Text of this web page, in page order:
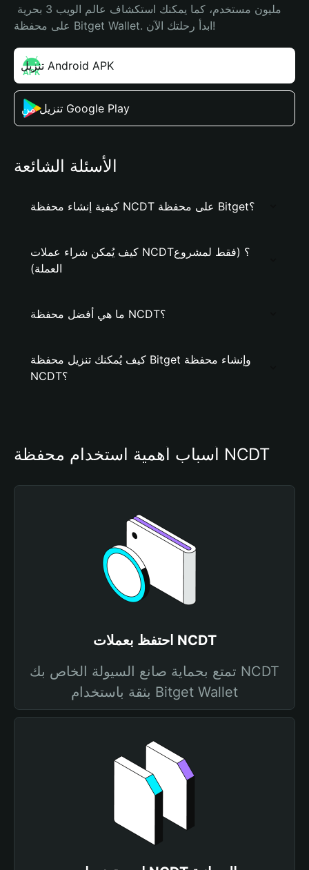
على محفظة Bitget Wallet. ابدأ رحلتك الآن!
تنزيل Android APK
تنزيل من Google Play
الأسئلة الشائعة
كيفية إنشاء محفظة NCDT على محفظة Bitget؟
كيف يُمكن شراء عملات NCDT؟ (فقط لمشروع
العملة)
ما هي أفضل محفظة NCDT؟
كيف يُمكنك تنزيل محفظة Bitget وإنشاء محفظة
NCDT؟
أسباب أهمية استخدام محفظة NCDT
احتفظ بعملات NCDT
تمتع بحماية صانع السيولة الخاص بك NCDT
بثقة باستخدام Bitget Wallet